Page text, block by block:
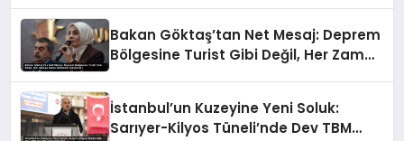
Bakan Göktaş’tan Net Mesaj: Deprem
Bölgesine Turist Gibi Değil, Her Zaman
İstanbul’un Kuzeyine Yeni Soluk:
Sarıyer-Kilyos Tüneli’nde Dev TBM